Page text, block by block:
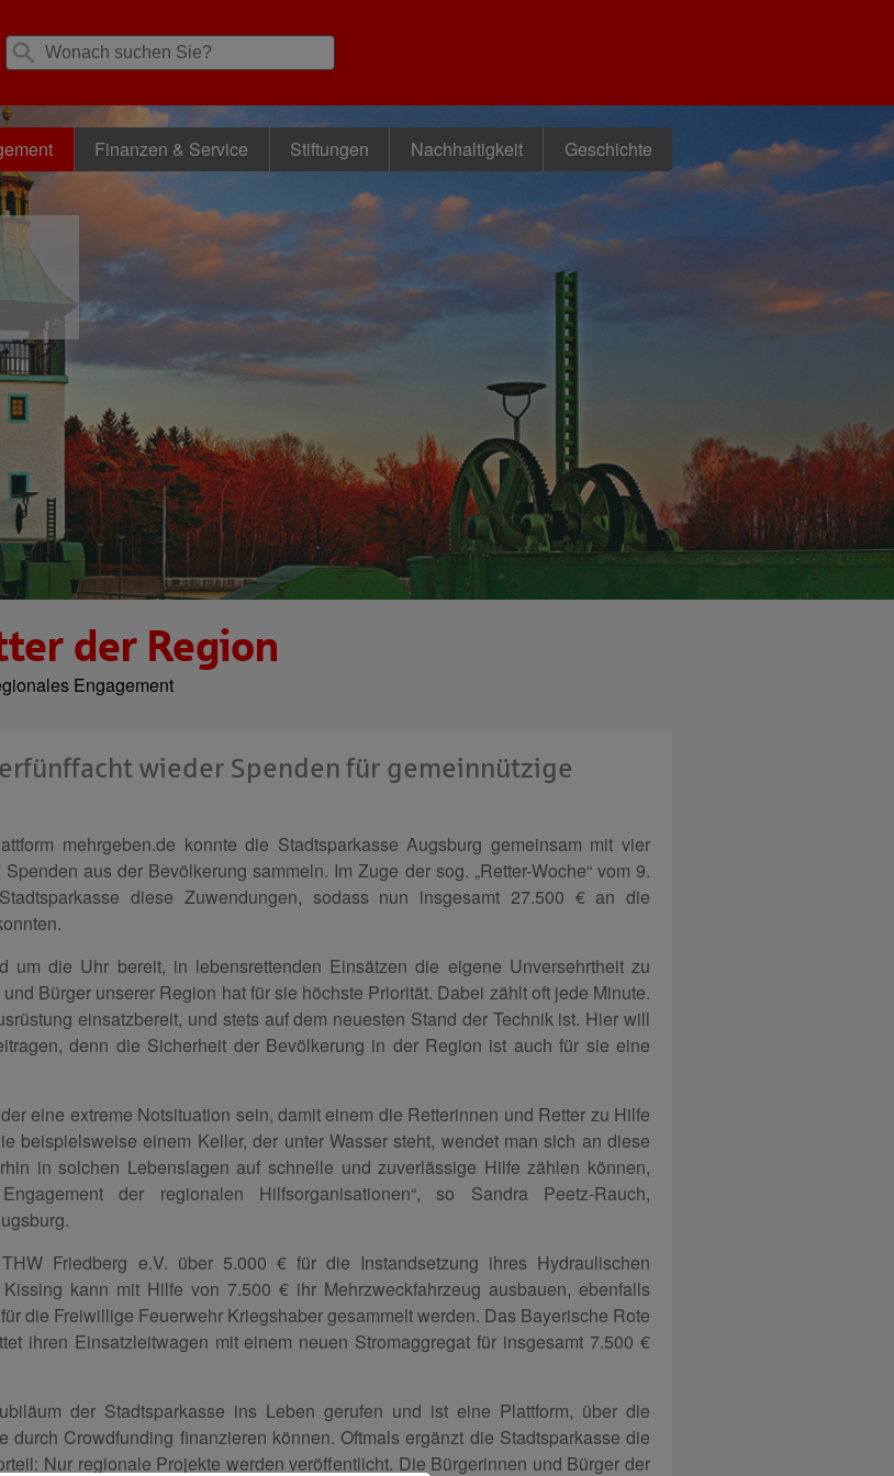
Finanzen & Service Stiftungen Nachhaltigkeit Geschichte
der Region
Engagement
wieder Spenden für gemeinnützige
mehrgeben.de konnte die Stadtsparkasse Augsburg gemeinsam mit vier
aus der Bevölkerung sammeln. Im Zuge der sog. „Retter-Woche“ vom 9.
diese Zuwendungen, sodass nun insgesamt 27.500 € an die
um die Uhr bereit, in lebensrettenden Einsätzen die eigene Unversehrtheit zu
Bürger unserer Region hat für sie höchste Priorität. Dabei zählt oft jede Minute.
einsatzbereit, und stets auf dem neuesten Stand der Technik ist. Hier will
denn die Sicherheit der Bevölkerung in der Region ist auch für sie eine
eine extreme Notsituation sein, damit einem die Retterinnen und Retter zu Hilfe
beispielsweise einem Keller, der unter Wasser steht, wendet man sich an diese
in solchen Lebenslagen auf schnelle und zuverlässige Hilfe zählen können,
der regionalen Hilfsorganisationen“, so Sandra Peetz-Rauch,
Friedberg e.V. über 5.000 € für die Instandsetzung ihres Hydraulischen
kann mit Hilfe von 7.500 € ihr Mehrzweckfahrzeug ausbauen, ebenfalls
die Freiwillige Feuerwehr Kriegshaber gesammelt werden. Das Bayerische Rote
ihren Einsatzleitwagen mit einem neuen Stromaggregat für insgesamt 7.500 €
der Stadtsparkasse ins Leben gerufen und ist eine Plattform, über die
durch Crowdfunding finanzieren können. Oftmals ergänzt die Stadtsparkasse die
Nur regionale Projekte werden veröffentlicht. Die Bürgerinnen und Bürger der